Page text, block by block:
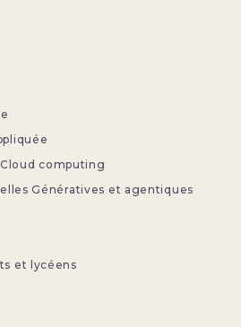
computing
Génératives et agentiques
et lycéens